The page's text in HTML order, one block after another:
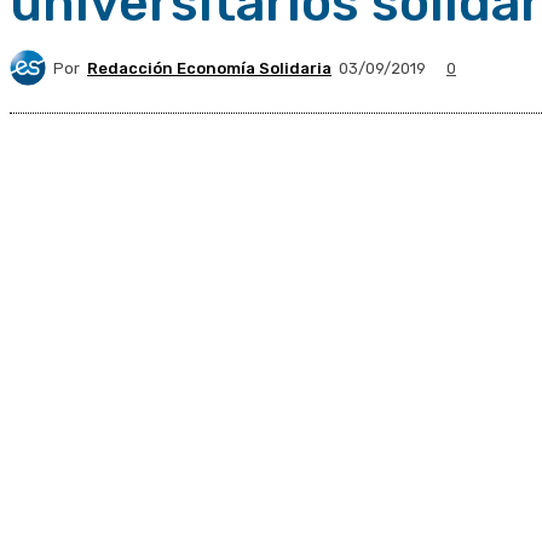
Por Redacción Economía Solidaria 03/09/2019 0